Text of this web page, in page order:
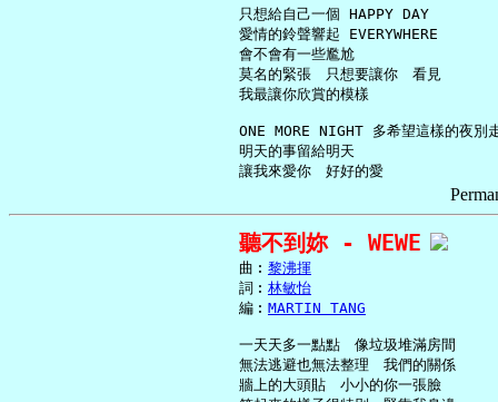
     只想給自己一個 HAPPY DAY
     愛情的鈴聲響起 EVERYWHERE
     會不會有一些尷尬
     莫名的緊張　只想要讓你　看見
     我最讓你欣賞的模樣
ONE MORE NIGHT 多希望這樣的夜別
     明天的事留給明天
聽不到妳 - WEWE
     曲︰
黎沸揮
     詞︰
林敏怡
     編︰
MARTIN TANG
     一天天多一點點　像垃圾堆滿房間
     無法逃避也無法整理　我們的關係
     牆上的大頭貼　小小的你一張臉